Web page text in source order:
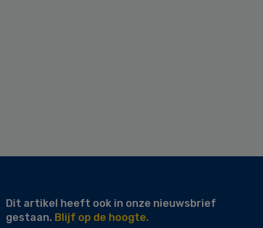
Dit artikel heeft ook in onze nieuwsbrief
gestaan. Blijf op de hoogte.